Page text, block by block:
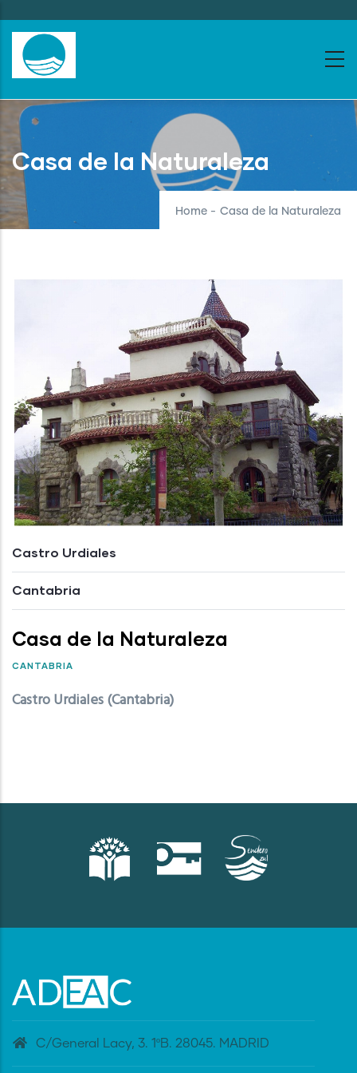
to
main
content
Casa de la Naturaleza
Home - Casa de la Naturaleza
Castro Urdiales
Cantabria
Casa de la Naturaleza
CANTABRIA
Castro Urdiales (Cantabria)
C/General Lacy, 3. 1ºB. 28045. MADRID